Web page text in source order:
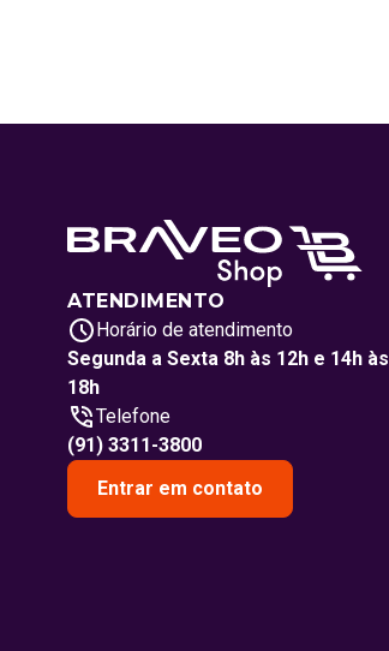
ATENDIMENTO
Horário de atendimento
Segunda a Sexta 8h às 12h e 14h às
18h
Telefone
(91) 3311-3800
Entrar em contato